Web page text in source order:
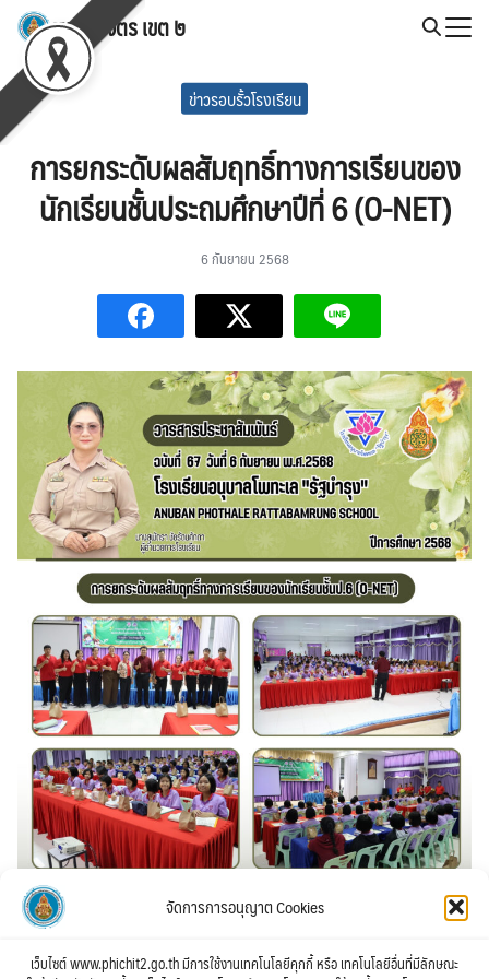
จัดการการอนุญาต Cookies
เว็บไซต์ www.phichit2.go.th มีการใช้งานเทคโนโลยีคุกกี้ หรือ เทคโนโลยีอื่นที่มีลักษณะ
Skip
content
สพป.พิจิตร เขต ๒
Search
for: ข่าวรอบรั้วโรงเรียน
การยกระดับผลสัมฤทธิ์ทางการเรียนของ
นักเรียนชั้นประถมศึกษาปีที่ 6 (O-NET)
6 กันยายน 2568